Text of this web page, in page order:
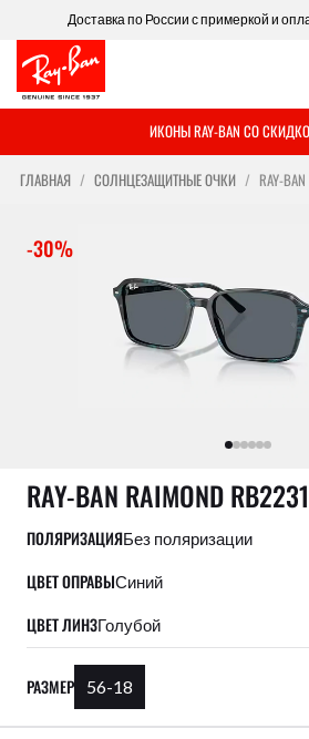
Доставка по России с примеркой и
ИКОНЫ RAY-BAN СО
ГЛАВНАЯ СОЛНЦЕЗАЩИТНЫЕ ОЧКИ RAY-
-30%
RAY-BAN RAIMOND
ПОЛЯРИЗАЦИЯБез поляризации
ЦВЕТ ОПРАВЫСиний
ЦВЕТ ЛИНЗГолубой
РАЗМЕР 56-18